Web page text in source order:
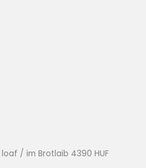
/ im Brotlaib 4390 HUF